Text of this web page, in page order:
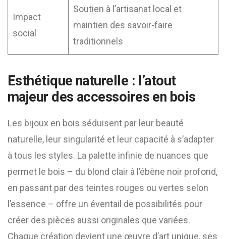
Impact
social
Soutien à l’artisanat local et
maintien des savoir-faire
traditionnels
Esthétique naturelle : l’atout
majeur des accessoires en bois
Les bijoux en bois séduisent par leur beauté
naturelle, leur singularité et leur capacité à s’adapter
à tous les styles. La palette infinie de nuances que
permet le bois – du blond clair à l’ébène noir profond,
en passant par des teintes rouges ou vertes selon
l’essence – offre un éventail de possibilités pour
créer des pièces aussi originales que variées.
Chaque création devient une œuvre d’art unique, ses